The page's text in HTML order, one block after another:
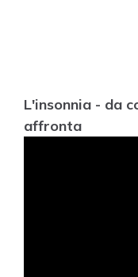
L'insonnia - da
affronta